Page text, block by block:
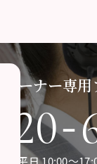
オーナー専
0120-
平日 10:00〜